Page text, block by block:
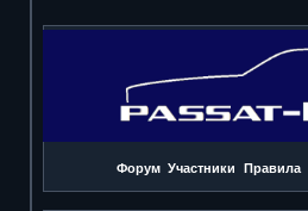
Форум Участники Правила